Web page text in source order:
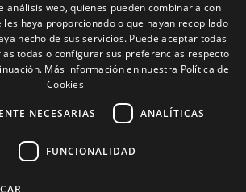
Contacto
de los Huertos, S/N. Apdo 100
- Casetas (Zaragoza) SPAIN
+(34) 976 462 121
FRENCH
ITALIAN
análisis web, quienes pueden combinarla con
haya proporcionado o que hayan recopilado
hecho de sus servicios. Puede aceptar todas
todas o configurar sus preferencias respecto
Más información en nuestra Política de
Cookies
NECESARIAS ANALÍTICAS
FUNCIONALIDAD